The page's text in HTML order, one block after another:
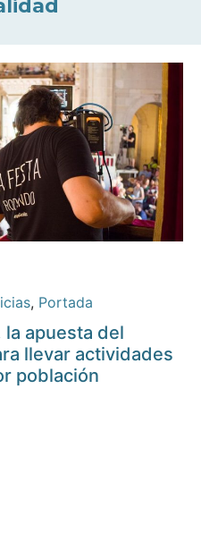
, Portada
la apuesta del
llevar actividades
población